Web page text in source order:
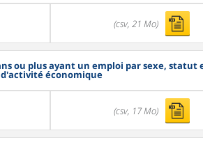
(csv, 21 Mo)
ou plus ayant un emploi par sexe, statut
d'activité économique
(csv, 17 Mo)